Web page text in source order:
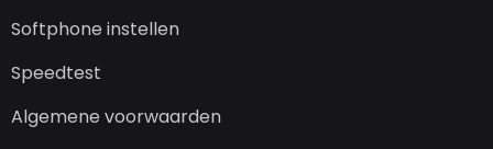
Softphone instellen
Speedtest
Algemene voorwaarden